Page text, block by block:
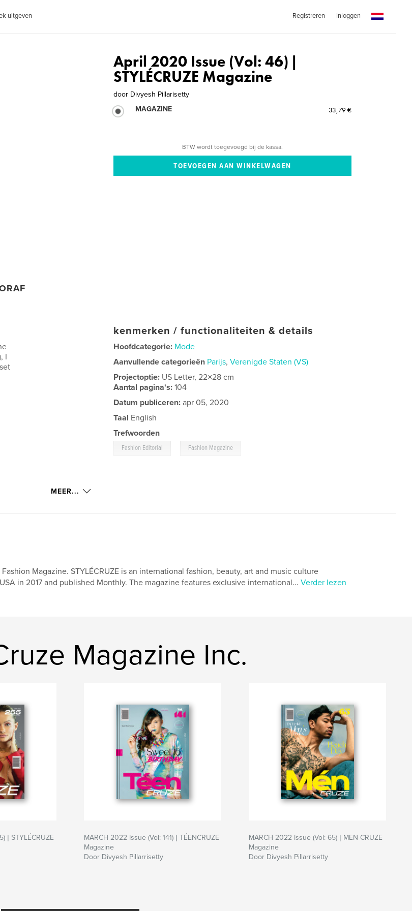
uitgeven Registreren Inloggen
April 2020 Issue (Vol: 46) |
STYLÉCRUZE Magazine
door Divyesh Pillarisetty
MAGAZINE
33,79 €
BTW wordt toegevoegd bij de kassa.
I
kenmerken / functionaliteiten & details
Hoofdcategorie: Mode
Aanvullende categorieën Parijs,Verenigde Staten (VS)
Projectoptie: US Letter, 22×28 cm
Aantal pagina's:104
Datum publiceren: apr 05, 2020
Taal English
Trefwoorden
Fashion Editorial Fashion Magazine
MEER...
Fashion Magazine. STYLÉCRUZE is an international fashion, beauty, art and music culture
in 2017 and published Monthly. The magazine features exclusive international... Verder lezen
Magazine Inc.
| STYLÉCRUZE
MARCH 2022 Issue (Vol: 141) | TÉENCRUZE
Magazine
Door Divyesh Pillarrisetty
MARCH 2022 Issue (Vol: 65) | MEN CRUZE
Magazine
Door Divyesh Pillarrisetty